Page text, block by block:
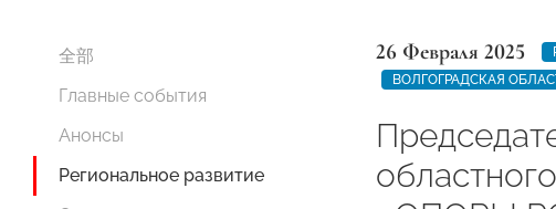
全部
Главные события
Анонсы
Региональное развитие
26 Февраля 2025
ВОЛГОГРАДСКАЯ